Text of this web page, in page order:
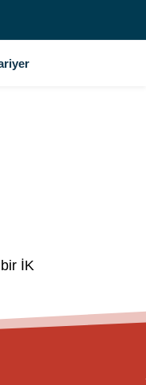
İK